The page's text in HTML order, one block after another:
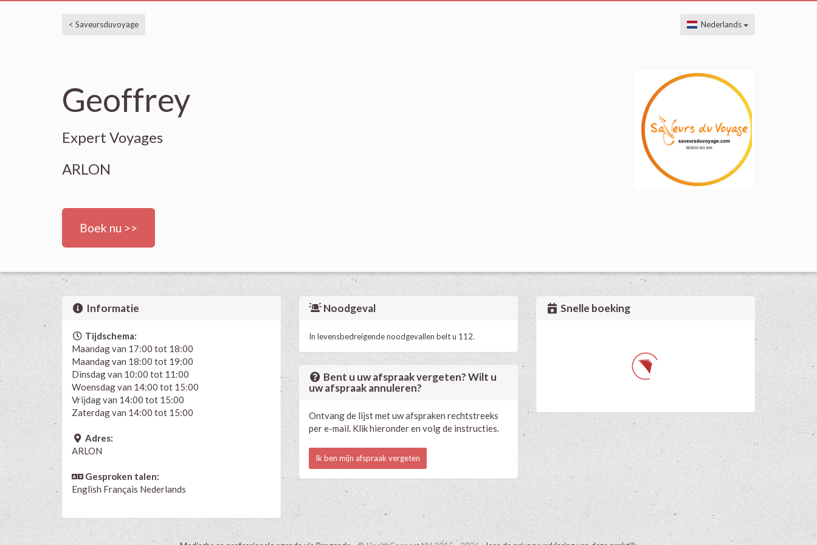
< Saveursduvoyage Nederlands
Geoffrey
Expert Voyages
ARLON
Boek nu >>
Informatie
Tijdschema:
Maandag van 17:00 tot 18:00
Maandag van 18:00 tot 19:00
Dinsdag van 10:00 tot 11:00
Woensdag van 14:00 tot 15:00
Vrijdag van 14:00 tot 15:00
Zaterdag van 14:00 tot 15:00
Adres:
ARLON
Gesproken talen:
English Français Nederlands
Noodgeval
In levensbedreigende noodgevallen belt u 112.
Bent u uw afspraak vergeten? Wilt u
uw afspraak annuleren?
Ontvang de lijst met uw afspraken rechtstreeks
per e-mail. Klik hieronder en volg de instructies.
Ik ben mijn afspraak vergeten
Snelle boeking